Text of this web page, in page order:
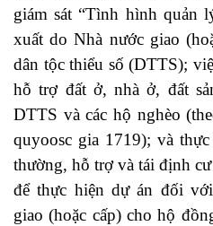
giám sát “Tình hình quản
xuất do Nhà nước giao
dân tộc thiểu số (DTTS);
hỗ trợ đất ở, nhà ở, đất
DTTS và các hộ nghèo
quyoosc gia 1719); và
thường, hỗ trợ và tái định
để thực hiện dự án đối
giao (hoặc cấp) cho hộ